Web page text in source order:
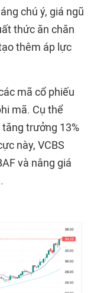
chú ý, giá ngũ
thức ăn chăn
thêm áp lực
mã cổ phiếu
mã. Cụ thể
tăng trưởng 13%
này, VCBS
và nâng giá